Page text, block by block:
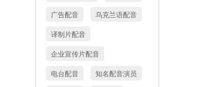
广告配音
乌克兰语配音
译制片配音
企业宣传片配音
电台配音
知名配音演员